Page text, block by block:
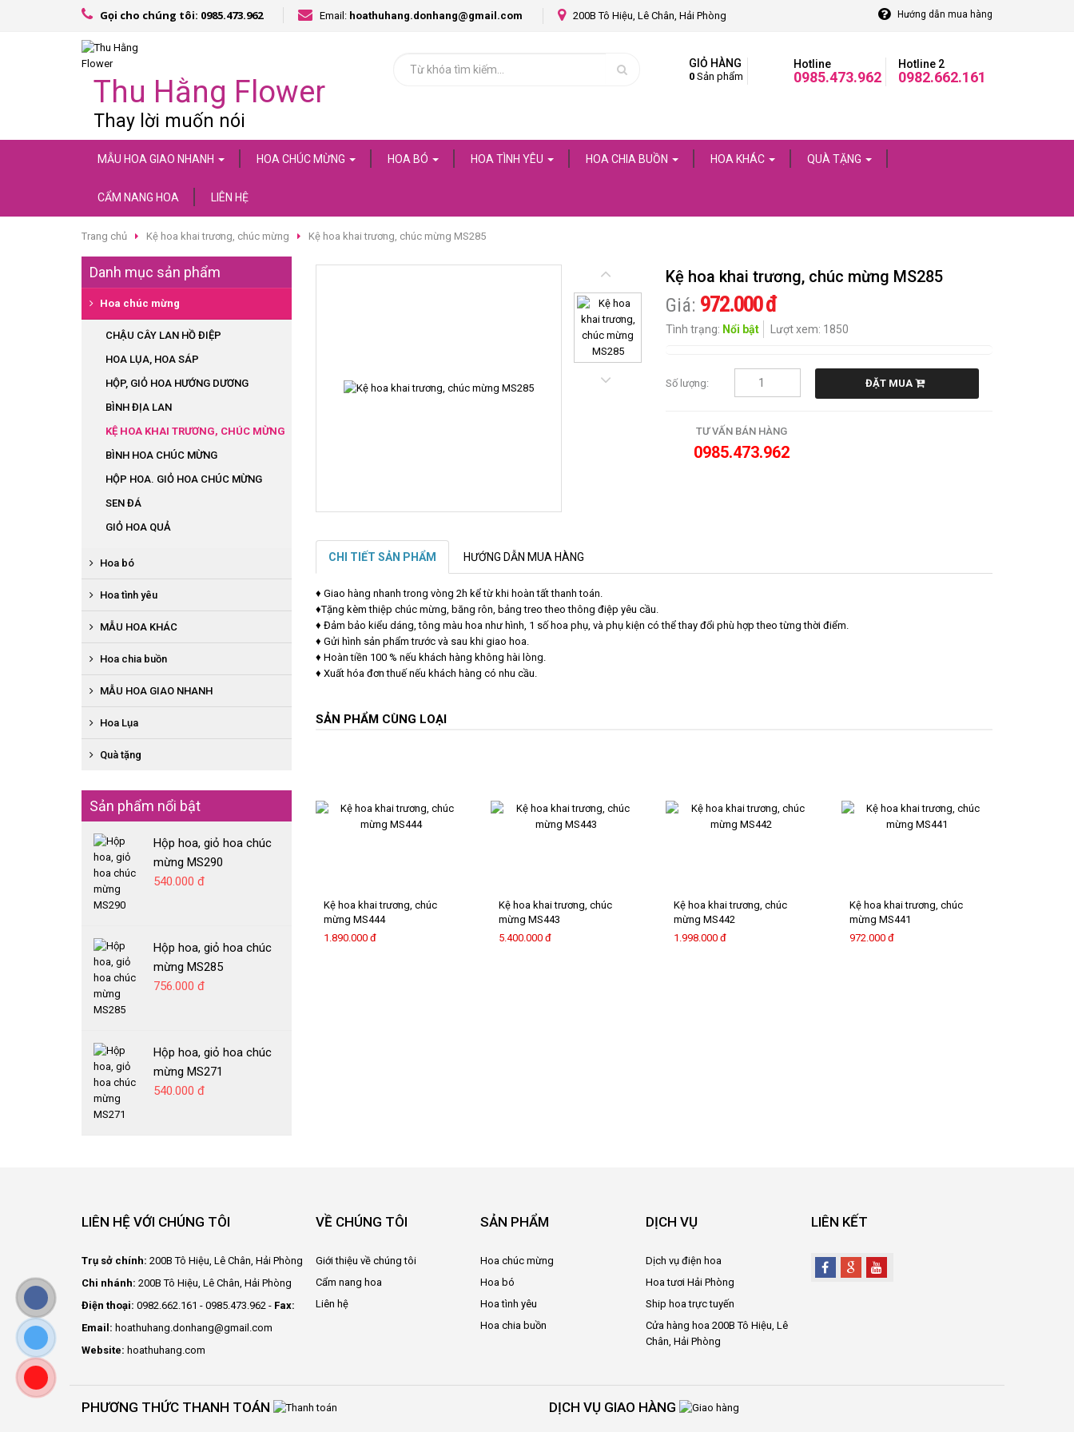
Gọi cho chúng tôi: 0985.473.962 Email: hoathuhang.donhang@gmail.com 200B Tô Hiệu, Lê Chân, Hải Phòng Hướng dẫn mua hàng
Thu Hằng Flower
Thay lời muốn nói
Hotline 2
0982.662.161
Hotline
0985.473.962
GIỎ HÀNG
0 Sản phẩm
MẪU HOA GIAO NHANH HOA CHÚC MỪNG HOA BÓ HOA TÌNH YÊU HOA CHIA BUỒN HOA KHÁC QUÀ TẶNG
CẨM NANG HOA LIÊN HỆ
Trang chủ Kệ hoa khai trương, chúc mừng Kệ hoa khai trương, chúc mừng MS285
Kệ hoa khai trương, chúc mừng MS285
Giá: 972.000 đ
Tình trạng: Nổi bật Lượt xem: 1850
Số lượng: ĐẶT MUA
TƯ VẤN BÁN HÀNG
0985.473.962
CHI TIẾT SẢN PHẨM HƯỚNG DẪN MUA HÀNG
♦ Giao hàng nhanh trong vòng 2h kể từ khi hoàn tất thanh toán.
♦Tặng kèm thiệp chúc mừng, băng rôn, bảng treo theo thông điệp yêu cầu.
♦ Đảm bảo kiểu dáng, tông màu hoa như hình, 1 số hoa phụ, và phụ kiện có thể thay đổi phù hợp theo từng thời điểm.
♦ Gửi hình sản phẩm trước và sau khi giao hoa.
♦ Hoàn tiền 100 % nếu khách hàng không hài lòng.
♦ Xuất hóa đơn thuế nếu khách hàng có nhu cầu.
SẢN PHẨM CÙNG LOẠI
Kệ hoa khai trương, chúc
mừng MS444
1.890.000 đ
Kệ hoa khai trương, chúc
mừng MS443
5.400.000 đ
Kệ hoa khai trương, chúc
mừng MS442
1.998.000 đ
Kệ hoa khai trương, chúc
mừng MS441
972.000 đ
Danh mục sản phẩm
Hoa chúc mừng
CHẬU CÂY LAN HỒ ĐIỆP
HOA LỤA, HOA SÁP
HỘP, GIỎ HOA HƯỚNG DƯƠNG
BÌNH ĐỊA LAN
KỆ HOA KHAI TRƯƠNG, CHÚC MỪNG
BÌNH HOA CHÚC MỪNG
HỘP HOA. GIỎ HOA CHÚC MỪNG
SEN ĐÁ
GIỎ HOA QUẢ
Hoa bó
BÓ HOA LỤA
BÓ HOA TỪ TIỀN
BÓ ĐỊA LAN
BÓ HOA SÁP
HOA BÓ HƯỚNG DƯƠNG
Hoa tình yêu
HOA SÁP
HỘP HOA LỤA TRÁI TIM
BÌNH, HỘP HỒNG ĐỎ
BÓ HỒNG ĐỎ
MẪU HOA KHÁC
HOA THEO MÙA
BỤC PHÁT BIỂU
XE HOA
HOA CHẠY VIỀN SÂN KHẤU
HOA ĐẶC BIỆT
Hoa chia buồn
GIỎ HOA QUẢ
HOA ĐÁM HIẾU
HỘP HOA, GIỎ HOA CHIA BUỒN
MẪU HOA GIAO NHANH
SEN ĐÁ GIAO NHANH
HOA SÁP GIAO NHANH
CHẬU CÂY LAN HỒ ĐIỆP GIAO NHANH
Hoa Lụa
Quà tặng
GẤU BÔNG
BÁNH GATO
Sản phẩm nổi bật
Hộp hoa, giỏ hoa chúc
mừng MS290
540.000 đ
Hộp hoa, giỏ hoa chúc
mừng MS285
756.000 đ
Hộp hoa, giỏ hoa chúc
mừng MS271
540.000 đ
LIÊN HỆ VỚI CHÚNG TÔI
Trụ sở chính: 200B Tô Hiệu, Lê Chân, Hải Phòng
Chi nhánh: 200B Tô Hiệu, Lê Chân, Hải Phòng
Điện thoại: 0982.662.161 - 0985.473.962 - Fax:
Email: hoathuhang.donhang@gmail.com
Website: hoathuhang.com
VỀ CHÚNG TÔI
Giới thiệu về chúng tôi
Cẩm nang hoa
Liên hệ
SẢN PHẨM
Hoa chúc mừng
Hoa bó
Hoa tình yêu
Hoa chia buồn
DỊCH VỤ
Dịch vụ điện hoa
Hoa tươi Hải Phòng
Ship hoa trực tuyến
Cửa hàng hoa 200B Tô Hiệu, Lê
Chân, Hải Phòng
LIÊN KẾT
PHƯƠNG THỨC THANH TOÁN DỊCH VỤ GIAO HÀNG